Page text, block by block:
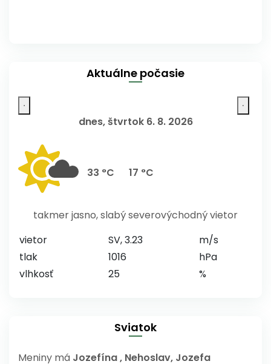
Aktuálne počasie
dnes, štvrtok 6. 8. 2026
33 °C 17 °C
takmer jasno, slabý severovýchodný vietor
vietor
SV, 3.23
m/s
tlak
1016
hPa
vlhkosť
25 %
Sviatok
Meniny má Jozefína, Nehoslav, Jozefa